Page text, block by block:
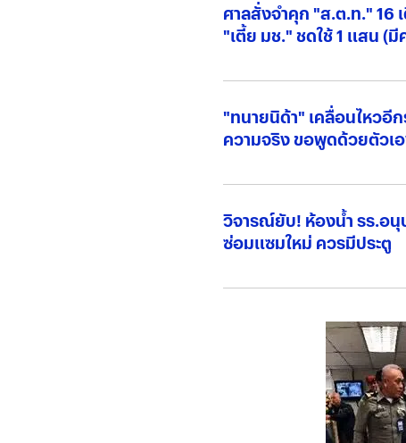
ศาลสั่งจำคุก "ส.ต.ท." 16
"เตี้ย มช." ชดใช้ 1 แสน (มี
"ทนายนิด้า" เคลื่อนไหว
ความจริง ขอพูดด้วยตัวเ
วิจารณ์ยับ! ห้องน้ำ รร.อนุบาลดัง ที่ได้มีการปรับปรุง
ซ่อมแซมใหม่ ควรมีประตู